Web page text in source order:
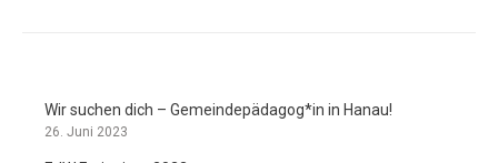
Wir suchen dich – Gemeindepädagog*in in Hanau!
26. Juni 2023